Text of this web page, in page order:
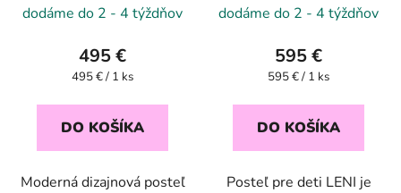
dodáme do 2 - 4 týždňov
495 €
Jednotková
495 € / 1 ks
DO KOŠÍKA
Moderná dizajnová posteľ
dodáme do 2 - 4 týždňov
595 €
Jednotková
595 € / 1 ks
DO KOŠÍKA
Posteľ pre deti LENI je